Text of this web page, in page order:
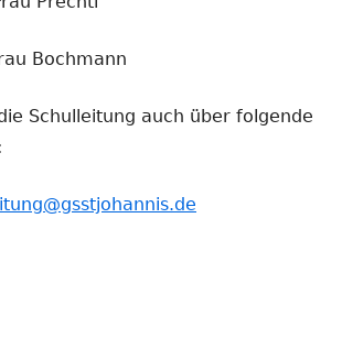
Bochmann
Schulleitung auch über folgende